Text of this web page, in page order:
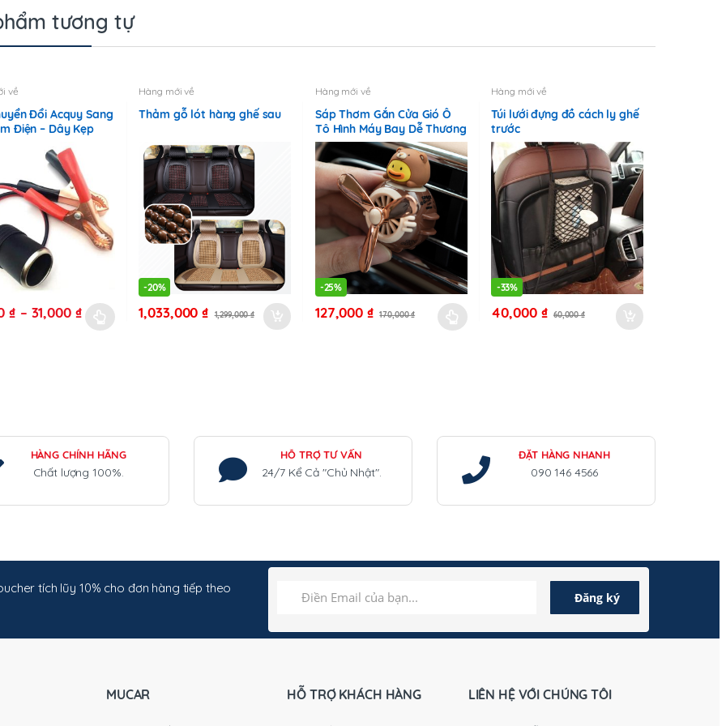
tương tự
về
Đổi Acquy Sang
Điện – Dây Kẹp
₫ – 31,000 ₫Khoảng
giá:
Hàng mới về
Thảm gỗ lót hàng ghế sau
-20%
1,033,000₫ 1,299,000₫
Hàng mới về
Sáp Thơm Gắn Cửa Gió Ô
Tô Hình Máy Bay Dễ Thương
-25%
127,000 ₫ 170,000₫
thể.
Các
tùy
có
chọn
trang
phẩm
Hàng mới về
Túi lưới đựng đồ cách ly ghế
trước
-33%
40,000 ₫ 60,000₫
HÀNG CHÍNH HÃNG
Chất lượng 100%.
HỖ TRỢ TƯ VẤN
24/7 Kể Cả "Chủ Nhật".
ĐẶT HÀNG NHANH
090 146 4566
tích lũy 10% cho đơn hàng tiếp theo
MUCAR HỖ TRỢ KHÁCH HÀNG LIÊN HỆ VỚI CHÚNG TÔI